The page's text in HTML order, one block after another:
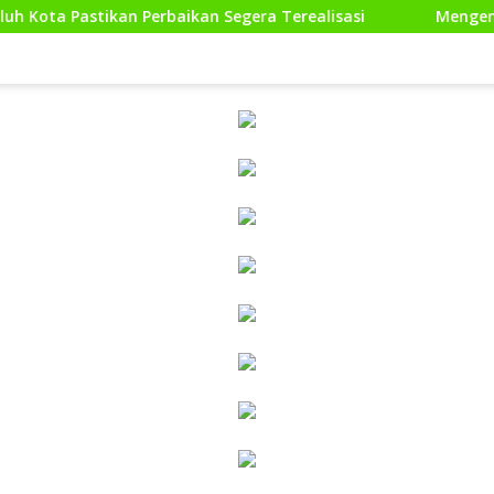
Segera Terealisasi Mengenal Nagari Lewat Peta: